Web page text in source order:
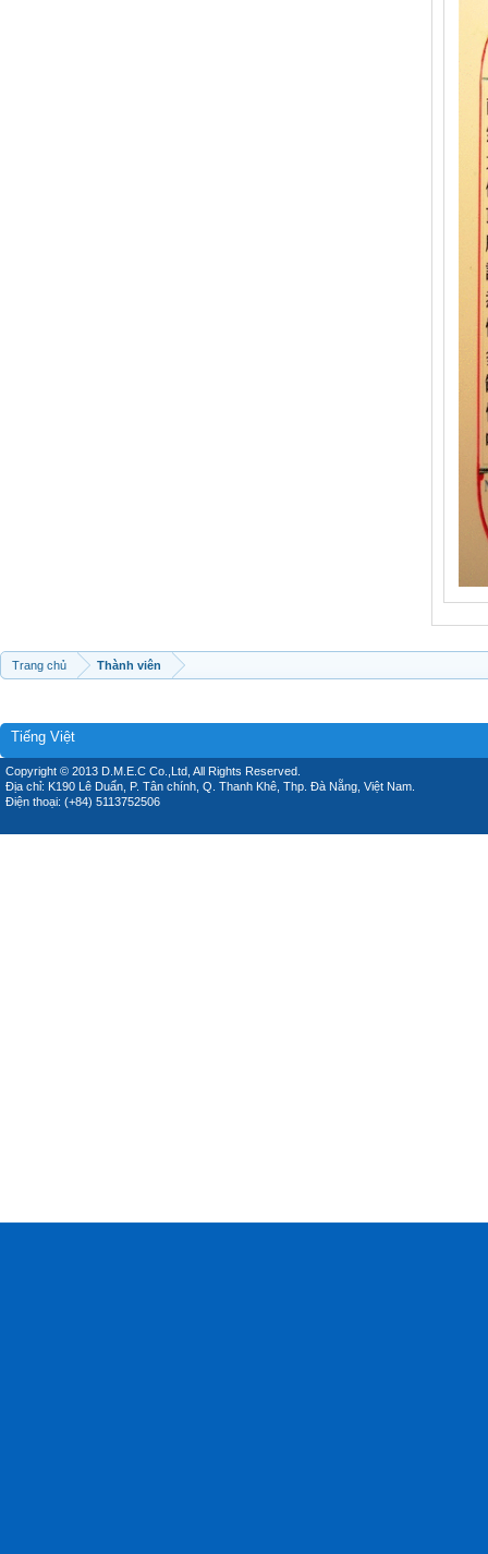
Trang chủ Thành viên
Tiếng Việt
Copyright © 2013 D.M.E.C Co.,Ltd, All Rights Reserved.
Địa chỉ: K190 Lê Duẩn, P. Tân chính, Q. Thanh Khê, Thp. Đà Nẵng, Việt Nam.
Điện thoại: (+84) 5113752506